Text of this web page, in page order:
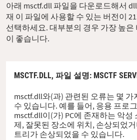
아래 msctf.dll 파일을 다운로드해서
재 이 파일에 사용할 수 있는 버전이
선택하세요. 대부분의 경우 가장 높은
이 좋습니다.
MSCTF.DLL, 파일 설명: MSCTF
msctf.dll와(과) 관련된 오류는 몇
수 있습니다. 예를 들어, 응용 프로
msctf.dll이(가) PC에 존재하는 악
제, 잘못된 장소에 위치, 손상되었
트리가 손상되었을 수 있습니다.